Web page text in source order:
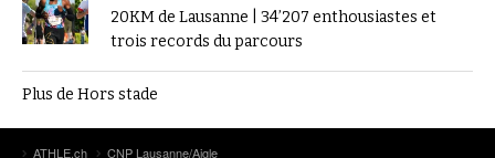
20KM de Lausanne | 34’207 enthousiastes et
trois records du parcours
Plus de Hors stade
ATHLE.ch
CNP Lausanne/Aigle